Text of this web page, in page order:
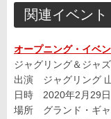
関連イベント
オープニング・イベ
ジャグリング＆ジャ
出演 ジャグリング
日時 2020年2月29日
場所 グランド・ギ